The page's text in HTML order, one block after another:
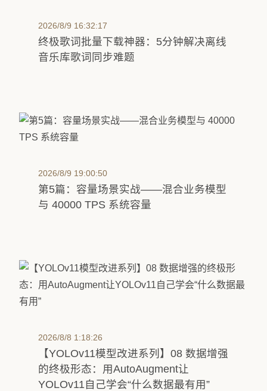
2026/8/9 16:32:17
终极歌词批量下载神器：5分钟解决离线
音乐库歌词同步难题
2026/8/9 19:00:50
第5篇：容量场景实战——混合业务模型
与 40000 TPS 系统容量
2026/8/8 1:18:26
【YOLOv11模型改进系列】08 数据增强
的终极形态：用AutoAugment让
YOLOv11自己学会“什么数据最有用”